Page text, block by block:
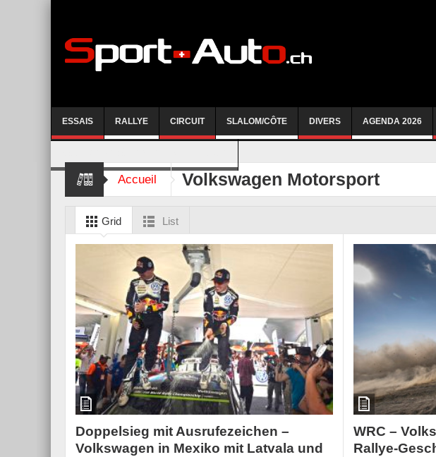
ESSAIS RALLYE CIRCUIT SLALOM/CÔTE DIVERS AGENDA 2026
Accueil Volkswagen Motorsport
Grid List
Doppelsieg mit Ausrufezeichen –
Volkswagen in Mexiko mit Latvala und
WRC –
Rallye-